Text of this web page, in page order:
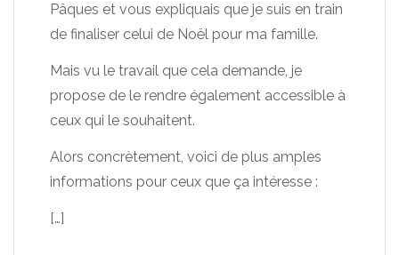
Pâques et vous expliquais que je suis en train
de finaliser celui de Noël pour ma famille.
Mais vu le travail que cela demande, je
propose de le rendre également accessible à
ceux qui le souhaitent.
Alors concrètement, voici de plus amples
informations pour ceux que ça intéresse :
[…]